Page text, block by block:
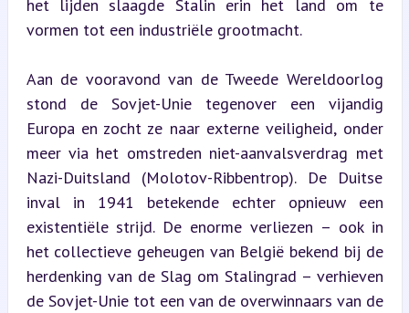
het lijden slaagde Stalin erin het land om te
vormen tot een industriële grootmacht.
Aan de vooravond van de Tweede Wereldoorlog
stond de Sovjet-Unie tegenover een vijandig
Europa en zocht ze naar externe veiligheid, onder
meer via het omstreden niet-aanvalsverdrag met
Nazi-Duitsland (Molotov-Ribbentrop). De Duitse
inval in 1941 betekende echter opnieuw een
existentiële strijd. De enorme verliezen – ook in
het collectieve geheugen van België bekend bij de
herdenking van de Slag om Stalingrad – verhieven
de Sovjet-Unie tot een van de overwinnaars van de